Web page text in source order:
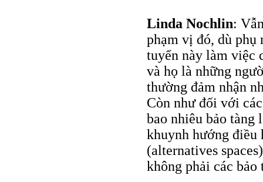
Linda Nochlin:
phạm vị đó, dù phụ
tuyển này làm việc
và họ là những
thường đảm nhận
Còn như đối với
bao nhiêu bảo tàng
khuynh hướng điều
(alternatives
không phải các